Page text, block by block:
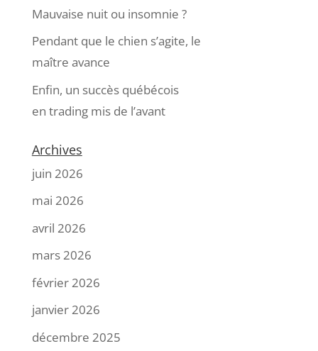
Mauvaise nuit ou insomnie ?
Pendant que le chien s’agite, le
maître avance
Enfin, un succès québécois
en trading mis de l’avant
Archives
juin 2026
mai 2026
avril 2026
mars 2026
février 2026
janvier 2026
décembre 2025